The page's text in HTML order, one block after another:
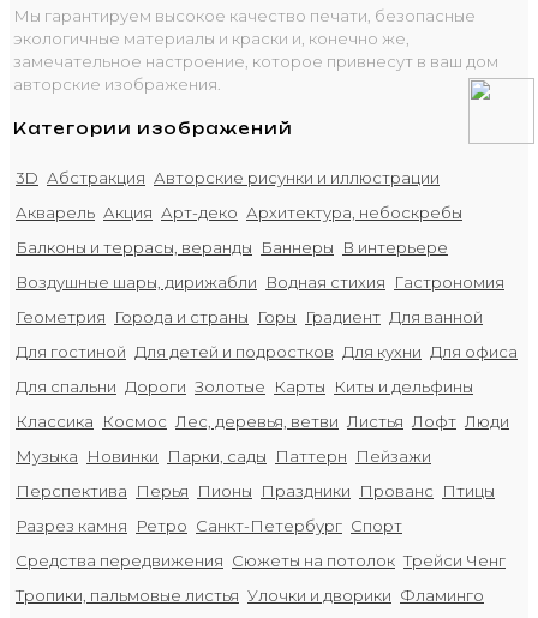
Мы гарантируем высокое качество печати, безопасные
экологичные материалы и краски и, конечно же,
замечательное настроение, которое привнесут в ваш дом
авторские изображения.
Категории изображений
3D Абстракция Авторские рисунки и иллюстрации
Акварель Акция Арт-деко Архитектура, небоскребы
Балконы и террасы, веранды
Баннеры
В интерьере
Воздушные шары, дирижабли
Водная стихия
Гастрономия
Геометрия
Города и страны Горы Градиент Для ванной
Для гостиной Для детей и подростков Для кухни Для офиса
Для спальни Дороги Золотые Карты
Киты и дельфины
Классика
Космос Лес, деревья, ветви Листья Лофт Люди
Музыка
Новинки Парки, сады Паттерн
Пейзажи
Перспектива
Перья Пионы Праздники Прованс
Птицы
Разрез камня
Ретро Санкт-Петербург Спорт
Средства передвижения Сюжеты на потолок Трейси Ченг
Тропики, пальмовые листья Улочки и дворики Фламинго